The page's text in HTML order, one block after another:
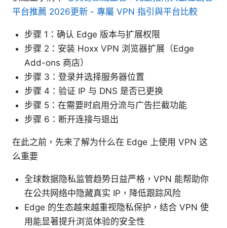
平台推薦 2026更新 - 專屬 VPN 指引與平台比較
步骤 1：确认 Edge 版本与扩展权限
步骤 2：安装 Hoxx VPN 浏览器扩展（Edge
Add-ons 商店）
步骤 3：登录并选择服务器位置
步骤 4：验证 IP 与 DNS 是否已更换
步骤 5：在需要时启用分流与广告拦截功能
步骤 6：断开连接与退出
在此之前，先来了解为什么在 Edge 上使用 VPN 这
么重要
全球数据隐私监管趋势日益严格，VPN 能帮助你
在公共网络中隐藏真实 IP，降低跟踪风险
Edge 的生态越来越重视隐私保护，结合 VPN 使
用能显著提升浏览体验的安全性